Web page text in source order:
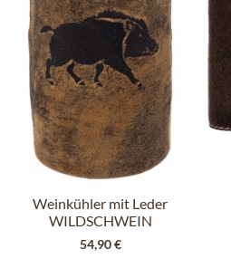
Weinkühler mit Leder
WILDSCHWEIN
braun
54,90 €